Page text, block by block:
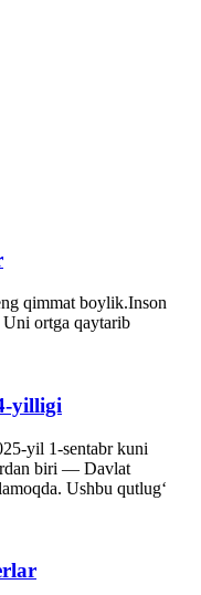
qimmat boylik.Inson
Uni ortga qaytarib
yilligi
yil 1-sentabr kuni
biri — Davlat
Ushbu qutlug‘